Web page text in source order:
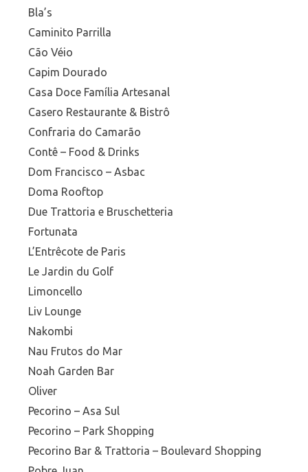
Bla’s
Caminito Parrilla
Cão Véio
Capim Dourado
Casa Doce Família Artesanal
Casero Restaurante & Bistrô
Confraria do Camarão
Contê – Food & Drinks
Dom Francisco – Asbac
Doma Rooftop
Due Trattoria e Bruschetteria
Fortunata
L’Entrêcote de Paris
Le Jardin du Golf
Limoncello
Liv Lounge
Nakombi
Nau Frutos do Mar
Noah Garden Bar
Oliver
Pecorino – Asa Sul
Pecorino – Park Shopping
Pecorino Bar & Trattoria – Boulevard Shopping